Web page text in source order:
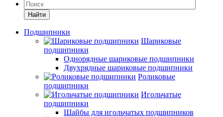
Найти
Подшипники
Шариковые
подшипники
Однорядные шариковые подшипники
Двухрядные шариковые подшипники
Роликовые
подшипники
Игольчатые
подшипники
Шайбы для игольчатых подшипников